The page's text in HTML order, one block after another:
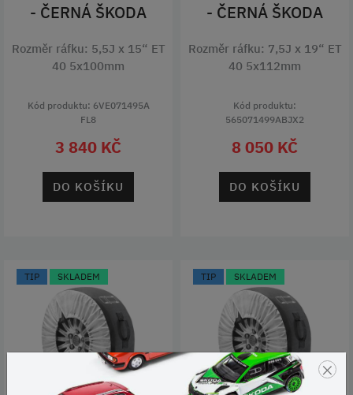
- ČERNÁ ŠKODA
Rozměr ráfku: 5,5J x 15“ ET
40 5x100mm
Kód produktu: 6VE071495A
FL8
3 840 KČ
DO KOŠÍKU
- ČERNÁ ŠKODA
Rozměr ráfku: 7,5J x 19“ ET
40 5x112mm
Kód produktu:
565071499ABJX2
8 050 KČ
DO KOŠÍKU
TIP SKLADEM TIP SKLADEM
×